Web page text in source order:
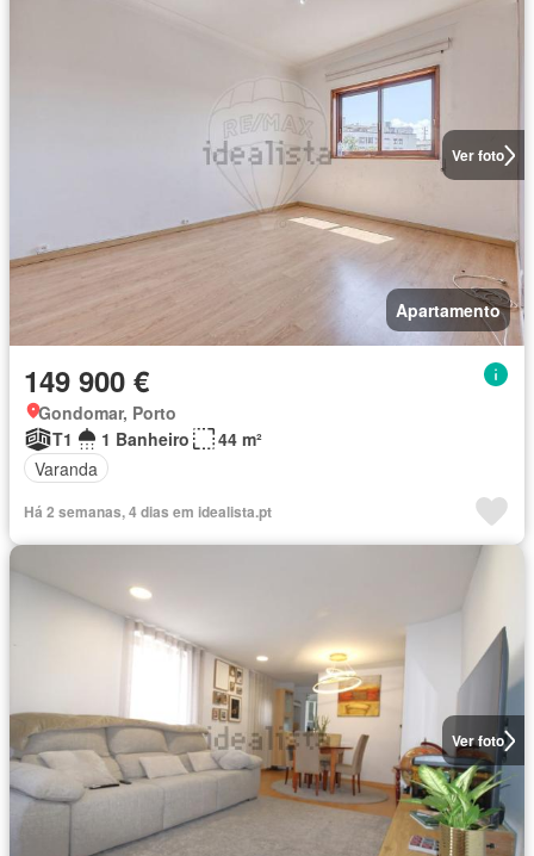
Ver foto
Apartamento
149 900 €
Gondomar, Porto
T1
1 Banheiro
44 m²
Varanda
Há 2 semanas, 4 dias em idealista.pt
Ver foto